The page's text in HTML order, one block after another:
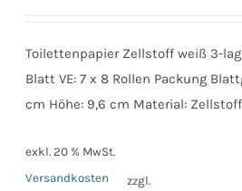
Toilettenpapier Zellstoff weiß 3-
Blatt VE: 7 x 8 Rollen Packung
cm Höhe: 9,6 cm Material: Zellstoff
exkl. 20 % MwSt.
zzgl.
Versandkosten